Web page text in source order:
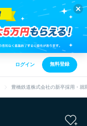
ログイン 無料登録
豊橋鉄道株式会社の新卒採用・就